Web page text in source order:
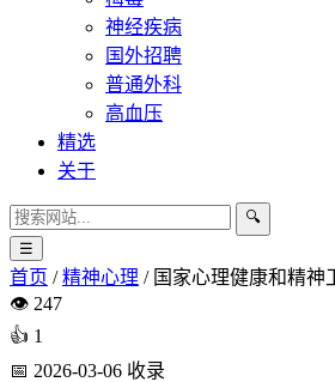
神经疾病
国外招聘
普通外科
高血压
精选
关于
🔍
☰
首页 / 精神心理 / 国家心理健康和精神
👁️ 247
👍 1
📅 2026-03-06 收录